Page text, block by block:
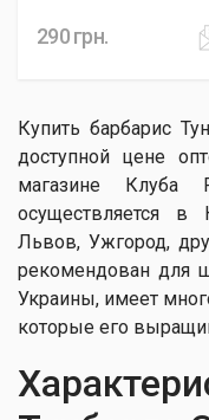
290грн.
Купить барбарис
доступной цене
магазине Клуба
осуществляется
Львов, Ужгород,
рекомендован для
Украины, имеет
которые его